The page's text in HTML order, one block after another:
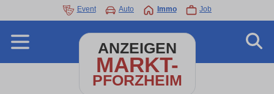
Event Auto Immo Job
ANZEIGEN
MARKT-
PFORZHEIM